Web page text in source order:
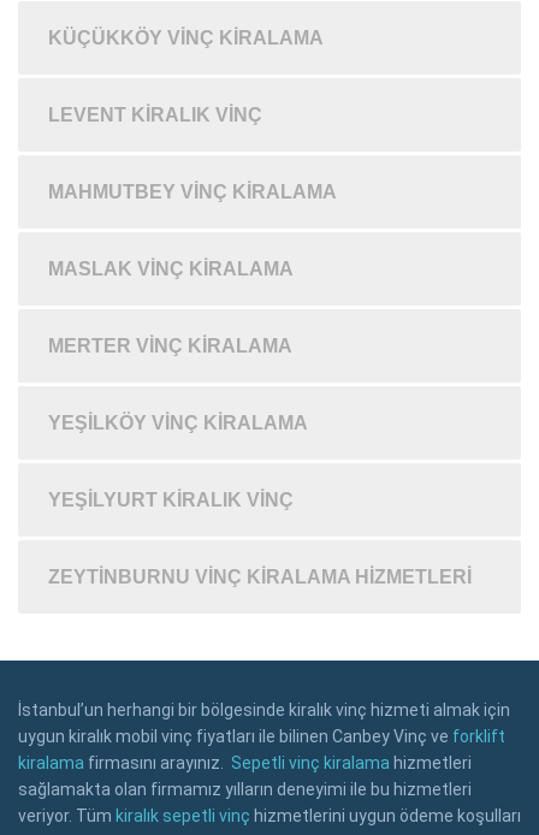
KÜÇÜKKÖY VINÇ KIRALAMA
LEVENT KIRALIK VINÇ
MAHMUTBEY VINÇ KIRALAMA
MASLAK VINÇ KIRALAMA
MERTER VINÇ KIRALAMA
YEŞILKÖY VINÇ KIRALAMA
YEŞILYURT KIRALIK VINÇ
ZEYTINBURNU VINÇ KIRALAMA HIZMETLERI
İstanbul’un herhangi bir bölgesinde kiralık vinç hizmeti almak için
uygun kiralık mobil vinç fiyatları ile bilinen Canbey Vinç ve forklift
kiralama firmasını arayınız. Sepetli vinç kiralama hizmetleri
sağlamakta olan firmamız yılların deneyimi ile bu hizmetleri
veriyor. Tüm kiralık sepetli vinç hizmetlerini uygun ödeme koşulları